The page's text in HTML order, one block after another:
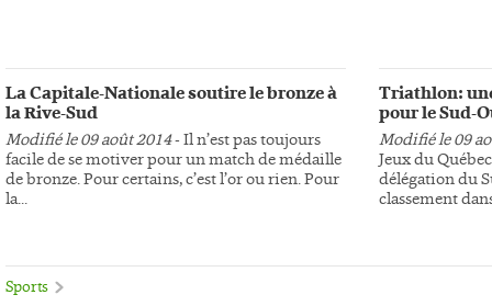
La Capitale-Nationale soutire le bronze à
la Rive-Sud
Modifié le 09 août 2014- Il n’est pas toujours
facile de se motiver pour un match de médaille
de bronze. Pour certains, c’est l’or ou rien. Pour
la...
Triathlon:
pour le Sud-
Modifié le 09
Jeux du
délégation du
classement
Sports